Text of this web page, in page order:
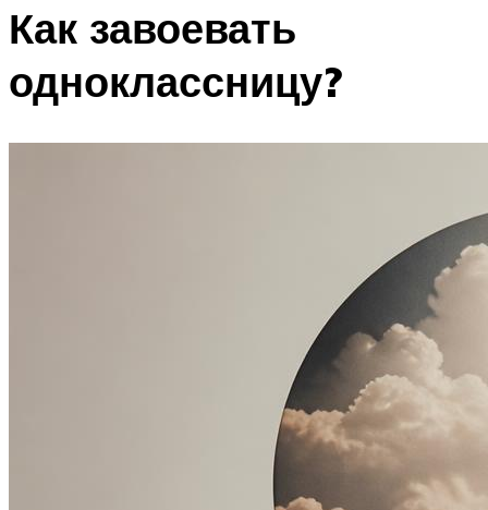
Как завоевать
одноклассницу?